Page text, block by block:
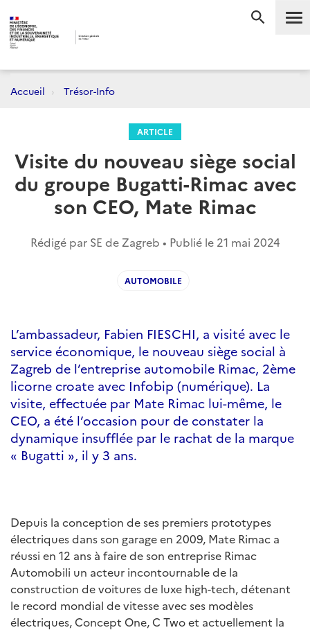
Accueil Trésor-Info
ARTICLE
Visite du nouveau siège social
du groupe Bugatti-Rimac avec
son CEO, Mate Rimac
Rédigé par SE de Zagreb • Publié le 21 mai 2024
AUTOMOBILE
L’ambassadeur, Fabien FIESCHI, a visité avec le
service économique, le nouveau siège social à
Zagreb de l’entreprise automobile Rimac, 2ème
licorne croate avec Infobip (numérique). La
visite, effectuée par Mate Rimac lui-même, le
CEO, a été l’occasion pour de constater la
dynamique insufflée par le rachat de la marque
« Bugatti », il y 3 ans.
Depuis la conception de ses premiers prototypes
électriques dans son garage en 2009, Mate Rimac a
réussi en 12 ans à faire de son entreprise Rimac
Automobili un acteur incontournable de la
construction de voitures de luxe high-tech, détenant
le record mondial de vitesse avec ses modèles
électriques, Concept One, C Two et actuellement la